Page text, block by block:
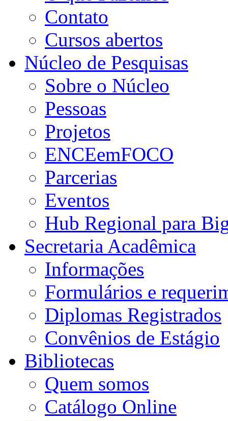
Contato
Cursos abertos
Núcleo de Pesquisas
Sobre o Núcleo
Pessoas
Projetos
ENCEemFOCO
Parcerias
Eventos
Hub Regional para
Secretaria Acadêmica
Informações
Formulários e
Diplomas Registrados
Convênios de Estágio
Bibliotecas
Quem somos
Catálogo Online